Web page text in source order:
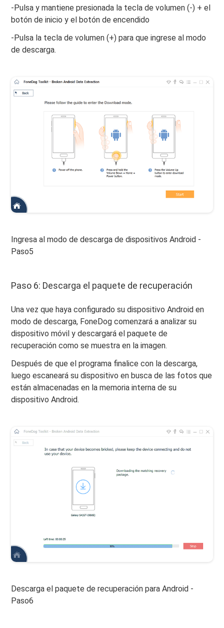
-Pulsa y mantiene presionada la tecla de volumen (-) + el
botón de inicio y el botón de encendido
-Pulsa la tecla de volumen (+) para que ingrese al modo
de descarga.
Ingresa al modo de descarga de dispositivos Android -
Paso5
Paso 6: Descarga el paquete de recuperación
Una vez que haya configurado su dispositivo Android en
modo de descarga, FoneDog comenzará a analizar su
dispositivo móvil y descargará el paquete de
recuperación como se muestra en la imagen.
Después de que el programa finalice con la descarga,
luego escaneará su dispositivo en busca de las fotos que
están almacenadas en la memoria interna de su
dispositivo Android.
Descarga el paquete de recuperación para Android -
Paso6